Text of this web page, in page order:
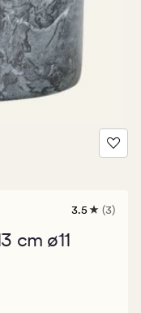
3
3.5 (3)
cm ø11